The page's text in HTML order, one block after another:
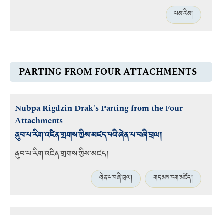
ལམ་རིམ།
PARTING FROM FOUR ATTACHMENTS
Nubpa Rigdzin Drak's Parting from the Four
Attachments
ནུབ་པ་རིག་འཛིན་གྲགས་ཀྱིས་མཛད་པའི་ཞེན་པ་བཞི་བྲལ།
ནུབ་པ་རིག་འཛིན་གྲགས་ཀྱིས་མཛད།
ཞེན་པ་བཞི་བྲལ། གདམས་ངག་མཛོད།